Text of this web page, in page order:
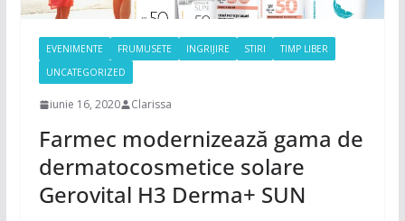
EVENIMENTE FRUMUSETE INGRIJIRE STIRI
TIMP LIBER
UNCATEGORIZED
iunie 16, 2020 Clarissa
Farmec modernizează gama de
dermatocosmetice solare
Gerovital H3 Derma+ SUN